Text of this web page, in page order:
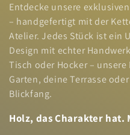
t
e
g
o
r
Entdecke unsere
– handgefertigt mit der
Atelier. Jedes Stück ist ein
Design mit echter
Tisch oder Hocker –
Garten, deine Terrasse
Blickfang.
Holz, das Charakter